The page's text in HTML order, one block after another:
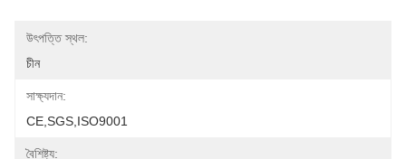
উৎপত্তি স্থল:
চীন
সাক্ষ্যদান:
CE,SGS,ISO9001
বৈশিষ্ট্য: